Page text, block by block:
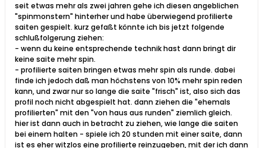
seit etwas mehr als zwei jahren gehe ich diesen angeblichen
"spinmonstern" hinterher und habe überwiegend profilierte
saiten gespielt. kurz gefaßt könnte ich bis jetzt folgende
schlußfolgerung ziehen:
- wenn du keine entsprechende technik hast dann bringt dir
keine saite mehr spin.
- profilierte saiten bringen etwas mehr spin als runde. dabei
finde ich jedoch daß man höchstens von 10% mehr spin reden
kann, und zwar nur so lange die saite "frisch" ist, also sich das
profil noch nicht abgespielt hat. dann ziehen die "ehemals
profilierten" mit den "von haus aus runden" ziemlich gleich.
hier ist dann auch in betracht zu ziehen, wie lange die saiten
bei einem halten - spiele ich 20 stunden mit einer saite, dann
ist es eher witzlos eine profilierte reinzugeben, mit der ich dann